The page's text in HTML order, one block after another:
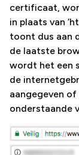
certificaat,
in plaats van
toont dus aan
de laatste
wordt het een
de
aangegeven
onderstaande